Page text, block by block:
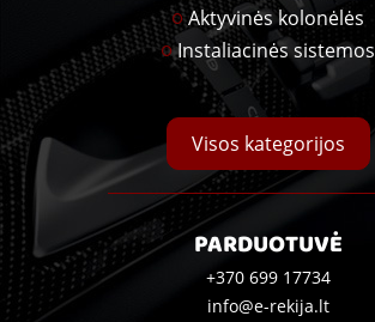
Aktyvinės kolonėlės
Instaliacinės sistemos
Visos kategorijos
PARDUOTUVĖ
+370 699 17734
info@e-rekija.lt